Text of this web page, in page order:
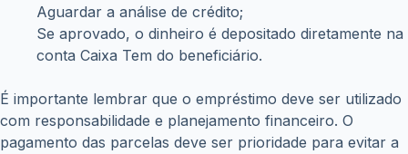
Aguardar a análise de crédito;
Se aprovado, o dinheiro é depositado diretamente na
conta Caixa Tem do beneficiário.
É importante lembrar que o empréstimo deve ser utilizado
com responsabilidade e planejamento financeiro. O
pagamento das parcelas deve ser prioridade para evitar a